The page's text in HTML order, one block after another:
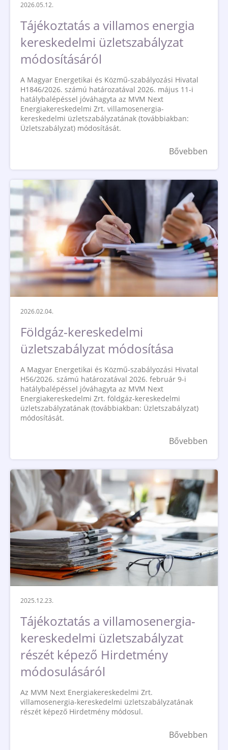
2026.05.12.
Tájékoztatás a villamos energia
kereskedelmi üzletszabályzat
módosításáról
A Magyar Energetikai és Közmű-szabályozási Hivatal
H1846/2026. számú határozatával 2026. május 11-i
hatálybalépéssel jóváhagyta az MVM Next
Energiakereskedelmi Zrt. villamosenergia-
kereskedelmi üzletszabályzatának (továbbiakban:
Üzletszabályzat) módosítását.
Bővebben
2026.02.04.
Földgáz-kereskedelmi
üzletszabályzat módosítása
A Magyar Energetikai és Közmű-szabályozási Hivatal
H56/2026. számú határozatával 2026. február 9-i
hatálybalépéssel jóváhagyta az MVM Next
Energiakereskedelmi Zrt. földgáz-kereskedelmi
üzletszabályzatának (továbbiakban: Üzletszabályzat)
módosítását.
Bővebben
2025.12.23.
Tájékoztatás a villamosenergia-
kereskedelmi üzletszabályzat
részét képező Hirdetmény
módosulásáról
Az MVM Next Energiakereskedelmi Zrt.
villamosenergia-kereskedelmi üzletszabályzatának
részét képező Hirdetmény módosul.
Bővebben